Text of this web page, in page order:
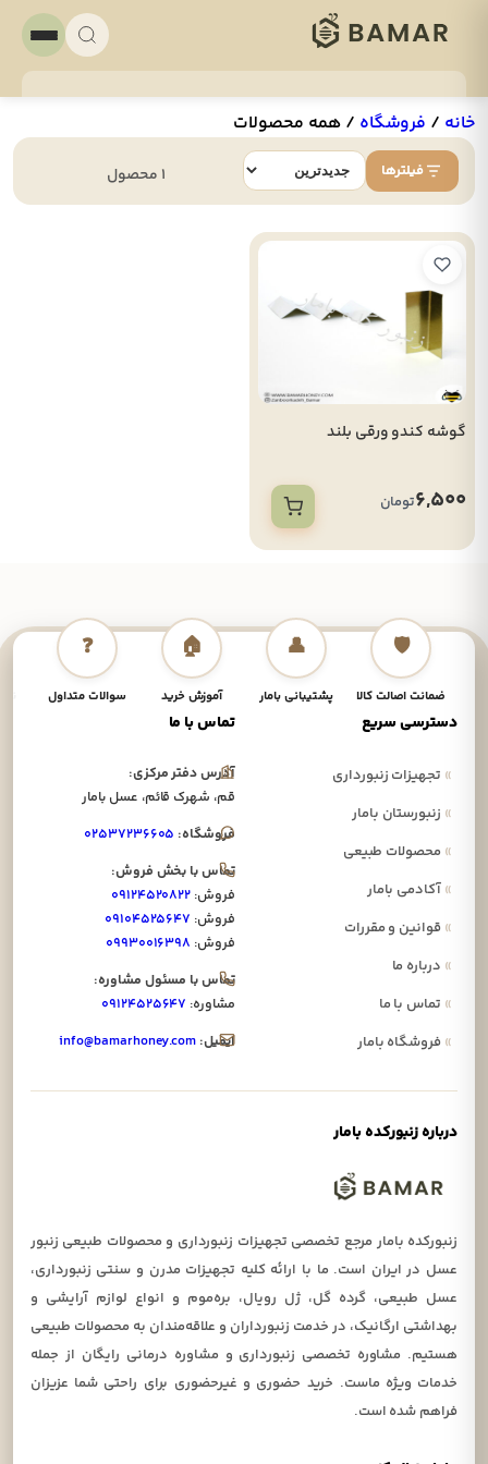
خانه/ فروشگاه/ همه محصولات
فیلترها
گوشه کندو ورقی بلند
6,500تومان
🛡️
ضمانت اصالت کالا
👤
پشتیبانی بامار
🏠
آموزش خرید
❓
سوالات متداول
دسترسی سریع
»تجهیزات زنبورداری
»زنبورستان بامار
»محصولات طبیعی
»آکادمی بامار
»قوانین و مقررات
»درباره ما
»تماس با ما
»فروشگاه بامار
تماس با ما
آدرس دفتر مرکزی:
قم، شهرک قائم، عسل بامار
فروشگاه: ۰۲۵۳۷۲۳۶۶۰۵
تماس با بخش فروش:
فروش: ۰۹۱۲۴۵۲۰۸۲۲
فروش: ۰۹۱۰۴۵۲۵۶۴۷
فروش: ۰۹۹۳۰۰۱۶۳۹۸
تماس با مسئول مشاوره:
مشاوره: ۰۹۱۲۴۵۲۵۶۴۷
ایمیل: info@bamarhoney.com
درباره زنبورکده بامار
زنبورکده بامار مرجع تخصصی تجهیزات زنبورداری و محصولات طبیعی زنبور
عسل در ایران است. ما با ارائه کلیه تجهیزات مدرن و سنتی زنبورداری،
عسل طبیعی، گرده گل، ژل رویال، بره‌موم و انواع لوازم آرایشی و
بهداشتی ارگانیک، در خدمت زنبورداران و علاقه‌مندان به محصولات طبیعی
هستیم. مشاوره تخصصی زنبورداری و مشاوره درمانی رایگان از جمله
خدمات ویژه ماست. خرید حضوری و غیرحضوری برای راحتی شما عزیزان
فراهم شده است.